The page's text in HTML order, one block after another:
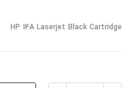
HP 14A Laserjet Black Cartridge